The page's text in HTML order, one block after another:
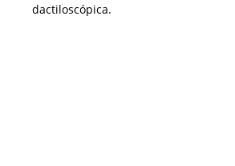
dactiloscópica.